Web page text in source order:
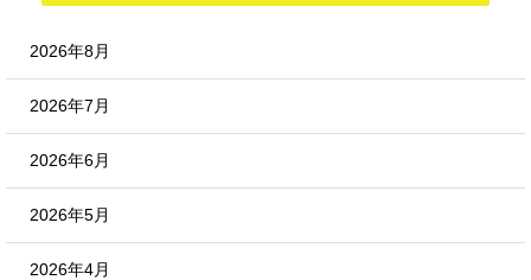
2026年8月
2026年7月
2026年6月
2026年5月
2026年4月